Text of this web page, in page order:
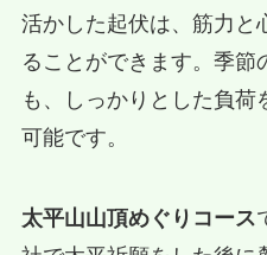
活かした起伏は、筋力と
ることができます。季節
も、しっかりとした負
可能です。
太平山山頂めぐりコース